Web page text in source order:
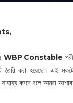
WBP Constable
তৈরি করা হয়েছে। এই
সাহায্য করবে বলে আমরা